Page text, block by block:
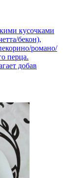
кусочками
бекон),
романо/
перца.
добав